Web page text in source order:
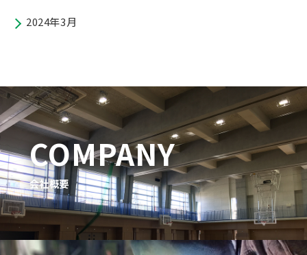
2024年3月
COMPANY
会社概要